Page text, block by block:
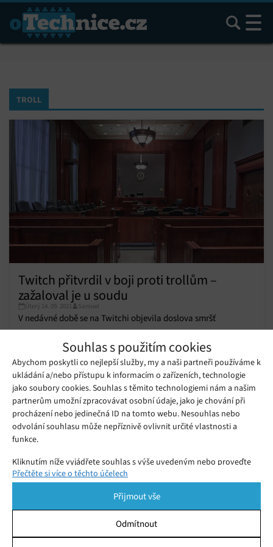
Souhlas s použitím cookies
Abychom poskytli co nejlepší služby, my a naši partneři používáme k
ukládání a/nebo přístupu k informacím o zařízeních, technologie
jako soubory cookies. Souhlas s těmito technologiemi nám a našim
partnerům umožní zpracovávat osobní údaje, jako je chování při
procházení nebo jedinečná ID na tomto webu. Nesouhlas nebo
odvolání souhlasu může nepříznivě ovlivnit určité vlastnosti a
funkce.
Kliknutím níže vyjádřete souhlas s výše uvedeným nebo proveďte
podrobnější rozhodnutí. Vaše volby budou použity pouze na tomto
pomocí přepínačů v Zásadách cookies nebo kliknutím na tlačítko
Spravovat souhlas ve spodní části obrazovky.
Přečtěte si více o těchto účelech
Přijmout vše
Odmítnout
Hledat
TROLL
Twitch přitvrdil v boji proti trollům –
zažaloval je u soudu
Úterý 14. 09. 2021 Samuel
V nedávné době se na Twitchi objevila doslova smršť
Twitch chce žalovat útočníky, kteří
jeho prostřednictvím pouštěli
pornografii a násilný obsah
Úterý 18. 06. 2019 Redakce
Twitter zveřejnil archiv s téměř 10 mil.